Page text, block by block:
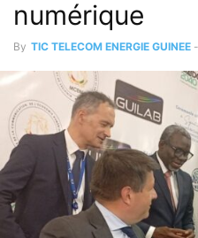
numérique
By TIC TELECOM ENERGIE GUINEE -